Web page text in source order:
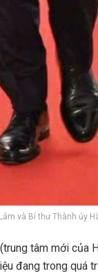
và Bí thư Thành ủy
tâm mới của
đang trong